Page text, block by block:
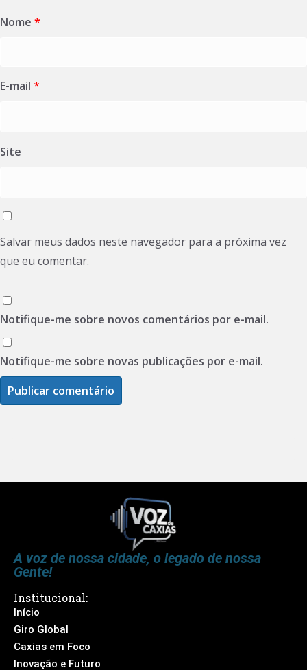
Nome *
E-mail *
Site
Salvar meus dados neste navegador para a próxima vez
que eu comentar.
Notifique-me sobre novos comentários por e-mail.
Notifique-me sobre novas publicações por e-mail.
A voz de nossa cidade, o legado de nossa
Gente!
Institucional:
Início
Giro Global
Caxias em Foco
Inovação e Futuro